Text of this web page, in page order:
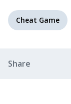
Cheat Game
Share